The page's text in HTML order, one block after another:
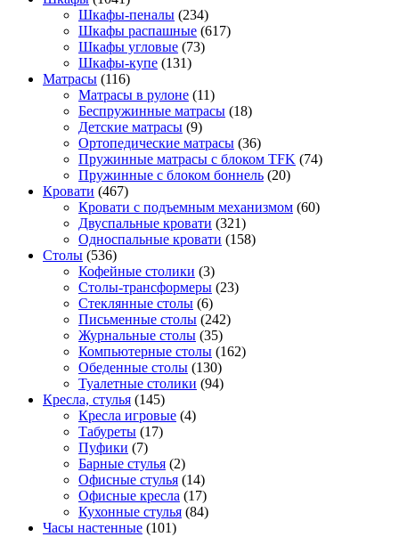
Шкафы-пеналы (234)
Шкафы распашные (617)
Шкафы угловые (73)
Шкафы-купе (131)
Матрасы (116)
Матрасы в рулоне (11)
Беспружинные матрасы (18)
Детские матрасы (9)
Ортопедические матрасы (36)
Пружинные матрасы с блоком TFK (74)
Пружинные с блоком боннель (20)
Кровати (467)
Кровати с подъемным механизмом (60)
Двуспальные кровати (321)
Односпальные кровати (158)
Столы (536)
Кофейные столики (3)
Столы-трансформеры (23)
Стеклянные столы (6)
Письменные столы (242)
Журнальные столы (35)
Компьютерные столы (162)
Обеденные столы (130)
Туалетные столики (94)
Кресла, стулья (145)
Кресла игровые (4)
Табуреты (17)
Пуфики (7)
Барные стулья (2)
Офисные стулья (14)
Офисные кресла (17)
Кухонные стулья (84)
Часы настенные (101)